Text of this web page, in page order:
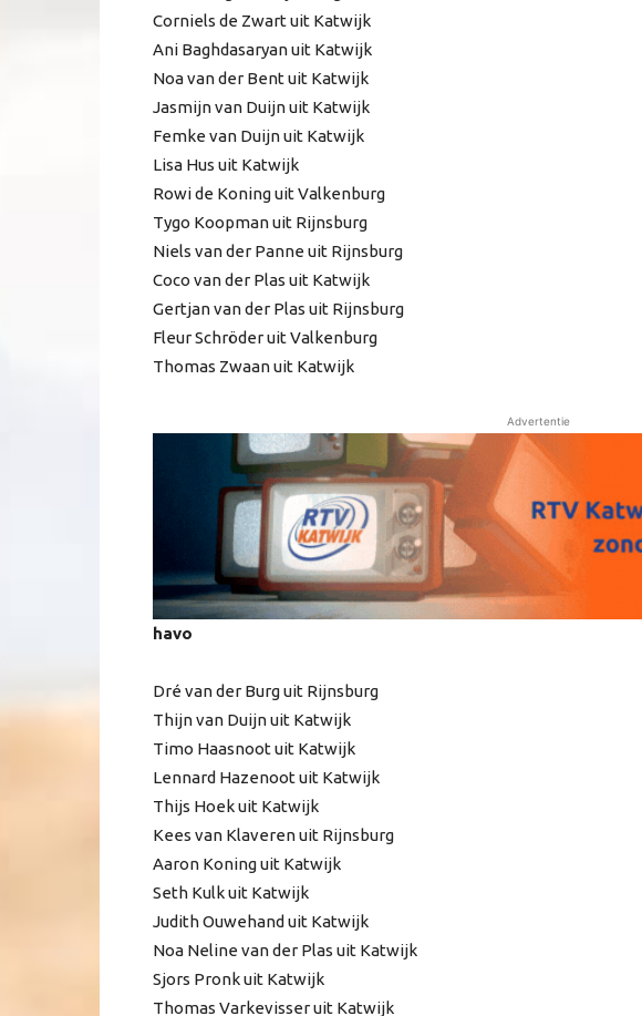
Corniels de Zwart uit Katwijk
Ani Baghdasaryan uit Katwijk
Noa van der Bent uit Katwijk
Jasmijn van Duijn uit Katwijk
Femke van Duijn uit Katwijk
Lisa Hus uit Katwijk
Rowi de Koning uit Valkenburg
Tygo Koopman uit Rijnsburg
Niels van der Panne uit Rijnsburg
Coco van der Plas uit Katwijk
Gertjan van der Plas uit Rijnsburg
Fleur Schröder uit Valkenburg
Thomas Zwaan uit Katwijk
Advertentie
havo
Dré van der Burg uit Rijnsburg
Thijn van Duijn uit Katwijk
Timo Haasnoot uit Katwijk
Lennard Hazenoot uit Katwijk
Thijs Hoek uit Katwijk
Kees van Klaveren uit Rijnsburg
Aaron Koning uit Katwijk
Seth Kulk uit Katwijk
Judith Ouwehand uit Katwijk
Noa Neline van der Plas uit Katwijk
Sjors Pronk uit Katwijk
Thomas Varkevisser uit Katwijk